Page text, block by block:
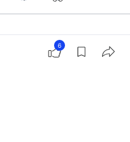
能？戒掉學生思
6